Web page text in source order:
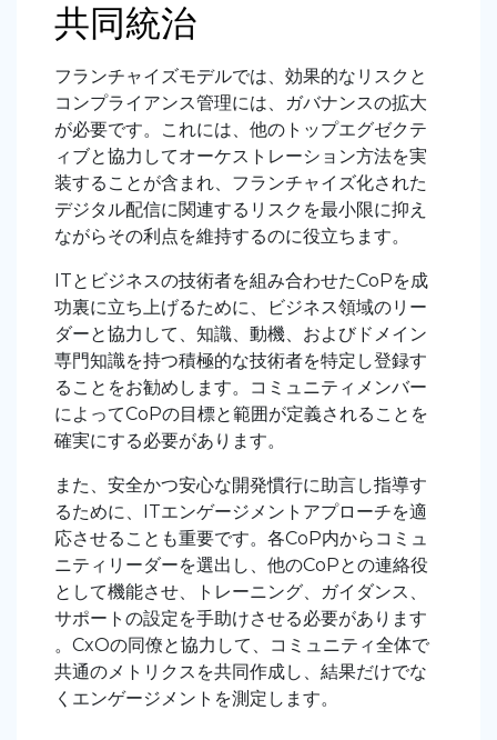
共同統治
フランチャイズモデルでは、効果的なリスクと
コンプライアンス管理には、ガバナンスの拡大
が必要です。これには、他のトップエグゼクテ
ィブと協力してオーケストレーション方法を実
装することが含まれ、フランチャイズ化された
デジタル配信に関連するリスクを最小限に抑え
ながらその利点を維持するのに役立ちます。
ITとビジネスの技術者を組み合わせたCoPを成
功裏に立ち上げるために、ビジネス領域のリー
ダーと協力して、知識、動機、およびドメイン
専門知識を持つ積極的な技術者を特定し登録す
ることをお勧めします。コミュニティメンバー
によってCoPの目標と範囲が定義されることを
確実にする必要があります。
また、安全かつ安心な開発慣行に助言し指導す
るために、ITエンゲージメントアプローチを適
応させることも重要です。各CoP内からコミュ
ニティリーダーを選出し、他のCoPとの連絡役
として機能させ、トレーニング、ガイダンス、
サポートの設定を手助けさせる必要があります
。CxOの同僚と協力して、コミュニティ全体で
共通のメトリクスを共同作成し、結果だけでな
くエンゲージメントを測定します。